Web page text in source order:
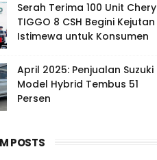
Serah Terima 100 Unit Chery
TIGGO 8 CSH Begini Kejutan
Istimewa untuk Konsumen
April 2025: Penjualan Suzuki
Model Hybrid Tembus 51
Persen
POSTS